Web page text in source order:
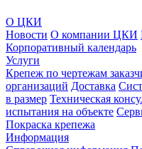
О ЦКИ
Новости О компании ЦКИ
Корпоративный календарь
Услуги
Крепеж по чертежам
организаций Доставка
в размер Техническая
испытания на объекте
Покраска крепежа
Информация